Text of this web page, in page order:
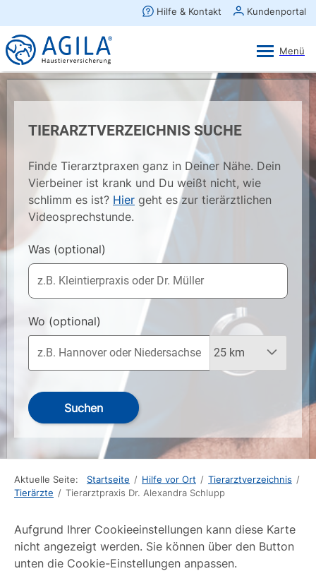
TIERARZTVERZEICHNIS SUCHE
Finde Tierarztpraxen ganz in Deiner Nähe. Dein
Vierbeiner ist krank und Du weißt nicht, wie
schlimm es ist? Hier geht es zur tierärztlichen
Videosprechstunde.
Was (optional)
Wo (optional)
Suchen
Aktuelle Seite: Startseite / Hilfe vor Ort / Tierarztverzeichnis /
Tierärzte / Tierarztpraxis Dr. Alexandra Schlupp
Aufgrund Ihrer Cookieeinstellungen kann diese Karte
nicht angezeigt werden. Sie können über den Button
unten die Cookie-Einstellungen anpassen.
×
AGILA Kunden-App
Gratis - Im Play Store laden
Ansehen